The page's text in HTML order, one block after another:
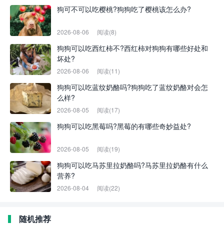
狗可不可以吃樱桃?狗狗吃了樱桃该怎么办?
2026-08-06 阅读(8)
狗狗可以吃西红柿不?西红柿对狗狗有哪些好处和
坏处?
2026-08-06 阅读(11)
狗狗可以吃蓝纹奶酪吗?狗狗吃了蓝纹奶酪对会怎
么样?
2026-08-05 阅读(17)
狗狗可以吃黑莓吗?黑莓的有哪些奇妙益处?
2026-08-05 阅读(19)
狗狗可以吃马苏里拉奶酪吗?马苏里拉奶酪有什么
营养?
2026-08-04 阅读(22)
随机推荐